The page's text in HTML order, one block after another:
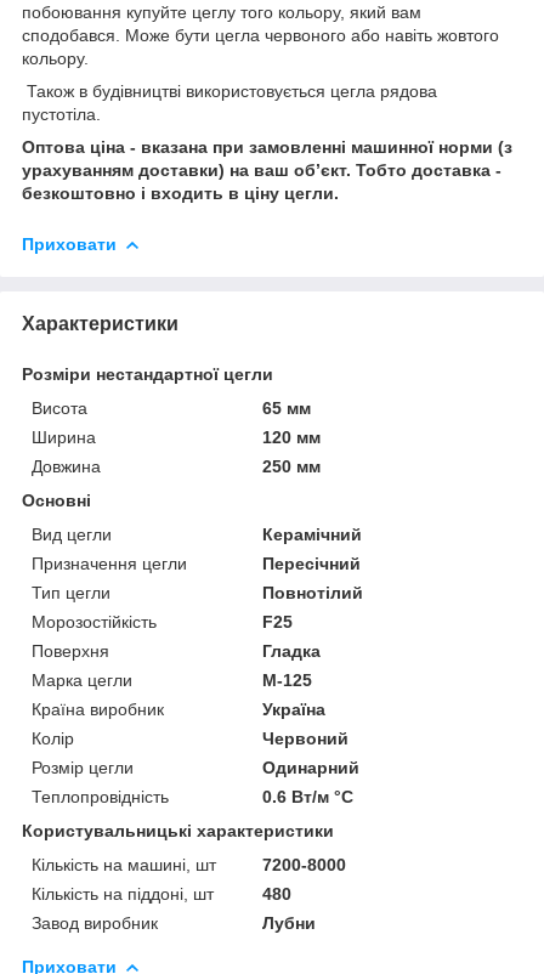
побоювання купуйте цеглу того кольору, який вам
сподобався. Може бути цегла червоного або навіть жовтого
кольору.
Також в будівництві використовується цегла рядова
пустотіла.
Оптова ціна - вказана при замовленні машинної норми (з
урахуванням доставки) на ваш об’єкт. Тобто доставка -
безкоштовно і входить в ціну цегли.
Приховати
Характеристики
Розміри нестандартної цегли
Висота
65 мм
Ширина
120 мм
Довжина
250 мм
Основні
Вид цегли
Керамічний
Призначення цегли
Пересічний
Тип цегли
Повнотілий
Морозостійкість
F25
Поверхня
Гладка
Марка цегли
М-125
Країна виробник
Україна
Колір
Червоний
Розмір цегли
Одинарний
Теплопровідність
0.6 Вт/м °С
Користувальницькі характеристики
Кількість на машині, шт
7200-8000
Кількість на піддоні, шт
480
Завод виробник
Лубни
Приховати